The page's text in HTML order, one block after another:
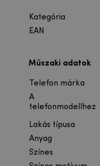
Kategória
EAN
Műszaki adatok
Telefon márka
A
telefonmodellhez
Lakás típusa
Anyag
Színes